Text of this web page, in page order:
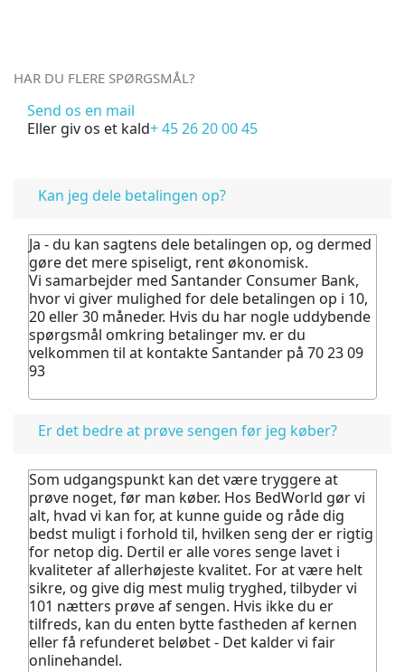
HAR DU FLERE SPØRGSMÅL?
Send os en mail
Eller giv os et kald+ 45 26 20 00 45
Kan jeg dele betalingen op?
Ja - du kan sagtens dele betalingen op, og dermed
gøre det mere spiseligt, rent økonomisk.
Vi samarbejder med Santander Consumer Bank,
hvor vi giver mulighed for dele betalingen op i 10,
20 eller 30 måneder. Hvis du har nogle uddybende
spørgsmål omkring betalinger mv. er du
velkommen til at kontakte Santander på 70 23 09
93
Er det bedre at prøve sengen før jeg køber?
Som udgangspunkt kan det være tryggere at
prøve noget, før man køber. Hos BedWorld gør vi
alt, hvad vi kan for, at kunne guide og råde dig
bedst muligt i forhold til, hvilken seng der er rigtig
for netop dig. Dertil er alle vores senge lavet i
kvaliteter af allerhøjeste kvalitet. For at være helt
sikre, og give dig mest mulig tryghed, tilbyder vi
101 nætters prøve af sengen. Hvis ikke du er
tilfreds, kan du enten bytte fastheden af kernen
eller få refunderet beløbet - Det kalder vi fair
onlinehandel.